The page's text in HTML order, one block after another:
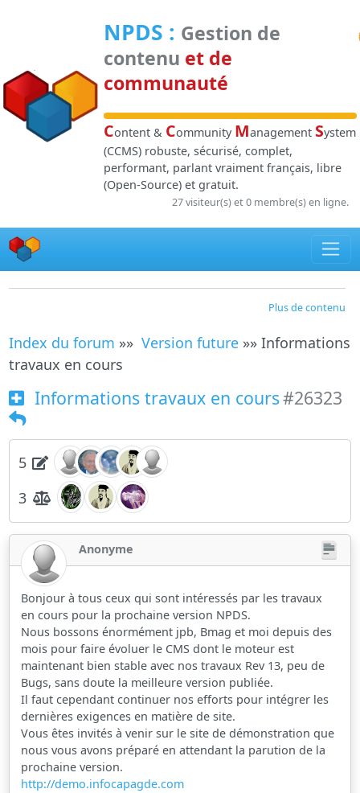
NPDS : Gestion de
contenu et de
communauté
Content & Community Management System
(CCMS) robuste, sécurisé, complet,
performant, parlant vraiment français, libre
(Open-Source) et gratuit.
27 visiteur(s) et 0 membre(s) en ligne.
Plus de contenu
Index du forum »» Version future»» Informations
travaux en cours
Informations travaux en cours#26323
5
3
Anonyme
Bonjour à tous ceux qui sont intéressés par les travaux
en cours pour la prochaine version NPDS.
Nous bossons énormément jpb, Bmag et moi depuis des
mois pour faire évoluer le CMS dont le moteur est
maintenant bien stable avec nos travaux Rev 13, peu de
Bugs, sans doute la meilleure version publiée.
Il faut cependant continuer nos efforts pour intégrer les
dernières exigences en matière de site.
Vous êtes invités à venir sur le site de démonstration que
nous vous avons préparé en attendant la parution de la
prochaine version.
http://demo.infocapagde.com